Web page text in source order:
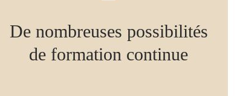
De nombreuses possibilités
de formation continue